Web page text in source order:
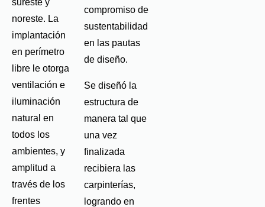
noreste. La
implantación
en perímetro
libre le otorga
ventilación e
iluminación
natural en
todos los
ambientes, y
amplitud a
través de los
frentes
compromiso de
sustentabilidad
en las pautas
de diseño.
Se diseñó la
estructura de
manera tal que
una vez
finalizada
recibiera las
carpinterías,
logrando en